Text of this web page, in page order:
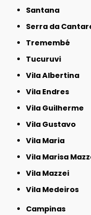
Santana
Serra da
Tremembé
Tucuruvi
Vila Albertina
Vila Endres
Vila Guilherme
Vila Gustavo
Vila Maria
Vila Marisa
Vila Mazzei
Vila Medeiros
Campinas